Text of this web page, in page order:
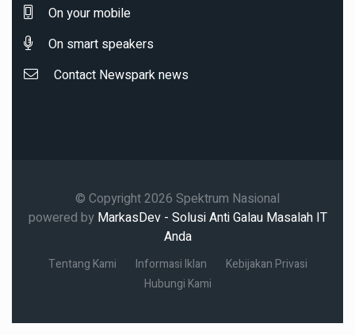
On your mobile
On smart speakers
Contact Newspark news
© Copyright 2026 Spektrum Nasional
powered by MarkasDev - Solusi Anti Galau Masalah IT
Anda
Tentang Kami Informasi Iklan
Kebijakan Privasi
Hubungi Kami